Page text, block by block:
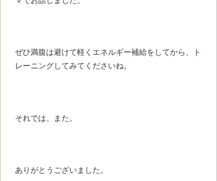
ぜひ満腹は避けて軽くエネルギー補給をしてから、ト
レーニングしてみてくださいね。
それでは、また。
ありがとうございました。